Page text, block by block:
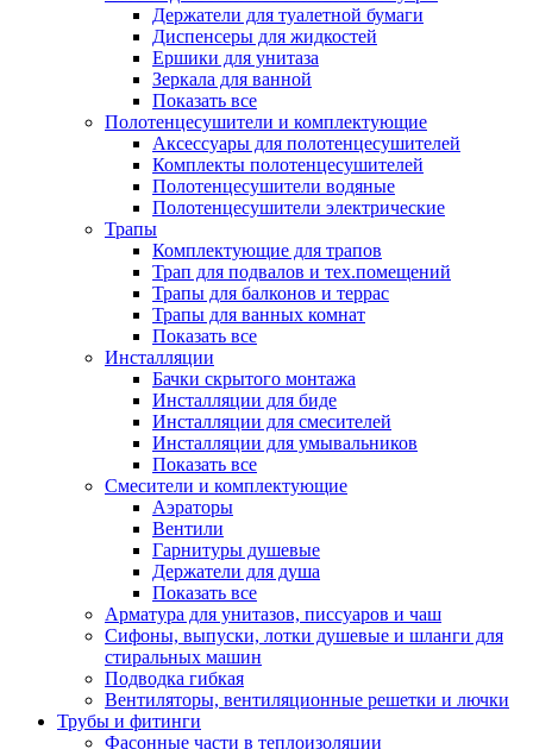
Держатели для туалетной бумаги
Диспенсеры для жидкостей
Ершики для унитаза
Зеркала для ванной
Показать все
Полотенцесушители и комплектующие
Аксессуары для полотенцесушителей
Комплекты полотенцесушителей
Полотенцесушители водяные
Полотенцесушители электрические
Трапы
Комплектующие для трапов
Трап для подвалов и тех.помещений
Трапы для балконов и террас
Трапы для ванных комнат
Показать все
Инсталляции
Бачки скрытого монтажа
Инсталляции для биде
Инсталляции для смесителей
Инсталляции для умывальников
Показать все
Смесители и комплектующие
Аэраторы
Вентили
Гарнитуры душевые
Держатели для душа
Показать все
Арматура для унитазов, писсуаров и чаш
Сифоны, выпуски, лотки душевые и шланги для
стиральных машин
Подводка гибкая
Вентиляторы, вентиляционные решетки и лючки
Трубы и фитинги
Фасонные части в теплоизоляции